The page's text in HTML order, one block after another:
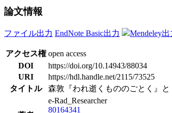
論文情報
ファイル出力 EndNote Basic出力 Mendeley出
アクセス権 open access
DOI
https://doi.org/10.14943/88034
URI
https://hdl.handle.net/2115/73525
タイトル
森敦『われ逝くもののごとく』と
e-Rad_Researcher
80164341